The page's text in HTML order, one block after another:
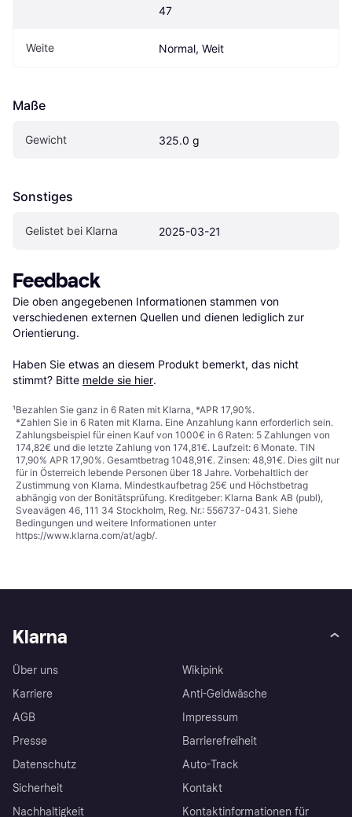
47
Weite Normal, Weit
Maße
Gewicht 325.0 g
Sonstiges
Gelistet bei Klarna 2025-03-21
Feedback
Die oben angegebenen Informationen stammen von
verschiedenen externen Quellen und dienen lediglich zur
Orientierung.
Haben Sie etwas an diesem Produkt bemerkt, das nicht
stimmt? Bitte melde sie hier.
¹Bezahlen Sie ganz in 6 Raten mit Klarna, *APR 17,90%.
*Zahlen Sie in 6 Raten mit Klarna. Eine Anzahlung kann erforderlich sein.
Zahlungsbeispiel für einen Kauf von 1000€ in 6 Raten: 5 Zahlungen von
174,82€ und die letzte Zahlung von 174,81€. Laufzeit: 6 Monate. TIN
17,90% APR 17,90%. Gesamtbetrag 1048,91€. Zinsen: 48,91€. Dies gilt nur
für in Österreich lebende Personen über 18 Jahre. Vorbehaltlich der
Zustimmung von Klarna. Mindestkaufbetrag 25€ und Höchstbetrag
abhängig von der Bonitätsprüfung. Kreditgeber: Klarna Bank AB (publ),
Sveavägen 46, 111 34 Stockholm, Reg. Nr.: 556737-0431. Siehe
Bedingungen und weitere Informationen unter
https://www.klarna.com/at/agb/.
Klarna
Über uns
Karriere
AGB
Presse
Datenschutz
Sicherheit
Nachhaltigkeit
Wikipink
Anti-Geldwäsche
Impressum
Barrierefreiheit
Auto-Track
Kontakt
Kontaktinformationen für